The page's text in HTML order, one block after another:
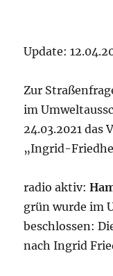
Update:
Zur
im
24.03.2021 das
„Ingrid-
radio aktiv:
grün wurde im
beschlossen:
nach Ingrid